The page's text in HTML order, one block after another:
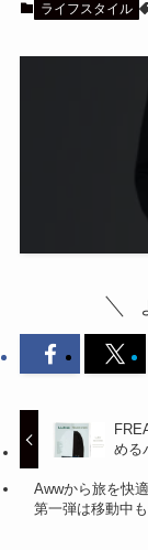
ライフスタイル
める
Awwから旅を快
第一弾は移動中